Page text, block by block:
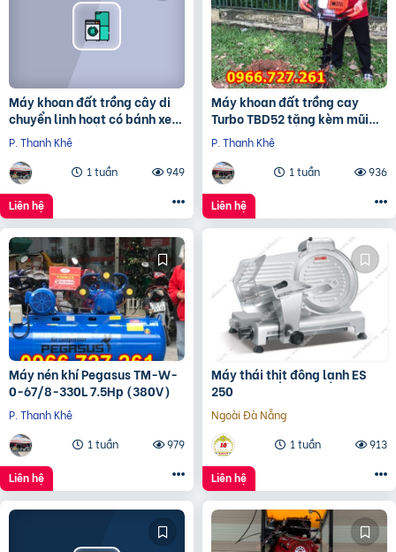
Máy khoan đất trồng cây di
chuyển linh hoạt có bánh xe
đẩy Turbo TBK68
P. Thanh Khê
1 tuần
949
Liên hệ
Máy khoan đất trồng cay
Turbo TBD52 tặng kèm mũi
khoan 150mm
P. Thanh Khê
1 tuần
936
Liên hệ
Máy nén khí Pegasus TM-W-
0-67/8-330L 7.5Hp (380V)
P. Thanh Khê
1 tuần
979
Liên hệ
Máy thái thịt đông lạnh ES
250
Ngoài Đà Nẵng
1 tuần
913
Liên hệ